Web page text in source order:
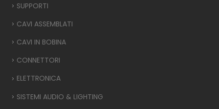
SUPPORTI
CAVI ASSEMBLATI
CAVI IN BOBINA
CONNETTORI
ELETTRONICA
SISTEMI AUDIO & LIGHTING